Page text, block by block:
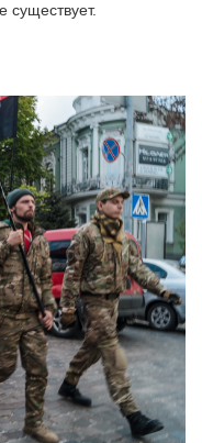
существует.